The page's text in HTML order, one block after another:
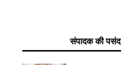
संपादक की पसंद